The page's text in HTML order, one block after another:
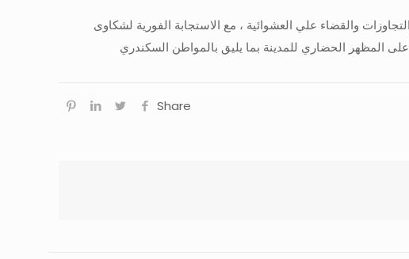
والقضاء علي العشوائية ، مع الاستجابة الفورية لشكاوى
المظهر الحضاري للمدينة بما يليق بالمواطن السكندري
Share